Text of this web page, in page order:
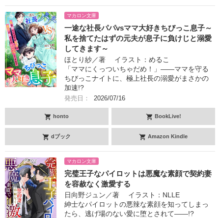
マカロン文庫
一途な社長パパvsママ大好きちびっこ息子～
私を捨てたはずの元夫が息子に負けじと溺愛
してきます～
ほとり紗／著 イラスト：めるこ
「ママにくっついちゃだめ！」――ママを守る
ちびっこナイトに、極上社長の溺愛がまさかの
加速!?
発売日： 2026/07/16
honto BookLive!
dブック Amazon Kindle
マカロン文庫
完璧王子なパイロットは悪魔な素顔で契約妻
を容赦なく激愛する
日向野ジュン／著 イラスト：NLLE
紳士なパイロットの悪辣な素顔を知ってしまっ
たら、逃げ場のない愛に堕とされて――!?